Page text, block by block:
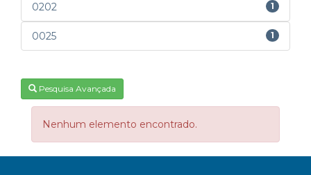
0202 1
0025 1
Pesquisa Avançada
Nenhum elemento encontrado.